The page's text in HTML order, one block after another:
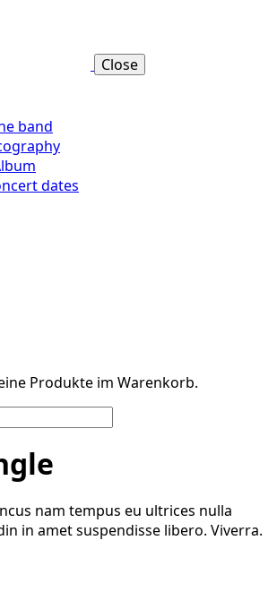
Close
band
dates
Produkte im Warenkorb.
nam tempus eu ultrices nulla
in amet suspendisse libero. Viverra.